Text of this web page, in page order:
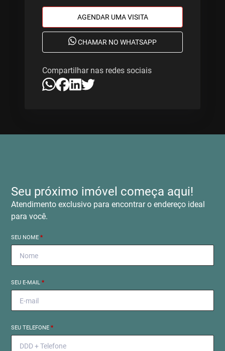
AGENDAR UMA VISITA
CHAMAR NO WHATSAPP
Compartilhar nas redes sociais
Seu próximo imóvel começa aqui!
Atendimento exclusivo para encontrar o endereço ideal
para você.
SEU NOME*
SEU E-MAIL*
SEU TELEFONE*